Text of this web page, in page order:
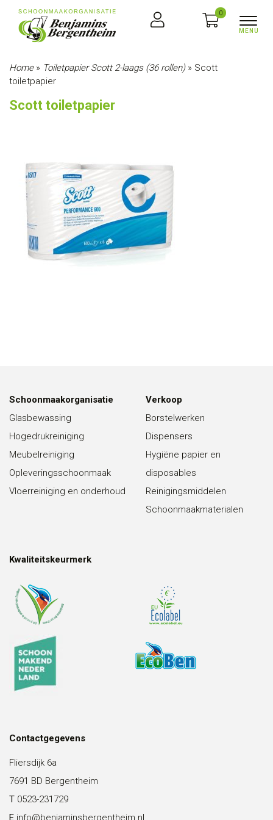
0
Home» Toiletpapier Scott 2-laags (36 rollen)» Scott
toiletpapier
Scott toiletpapier
Schoonmaakorganisatie
Glasbewassing
Hogedrukreiniging
Meubelreiniging
Opleveringsschoonmaak
Vloerreiniging en onderhoud
Verkoop
Borstelwerken
Dispensers
Hygiëne papier en
disposables
Reinigingsmiddelen
Schoonmaakmaterialen
Kwaliteitskeurmerk
Contactgegevens
Fliersdijk 6a
7691 BD Bergentheim
T 0523-231729
E info@benjaminsbergentheim.nl